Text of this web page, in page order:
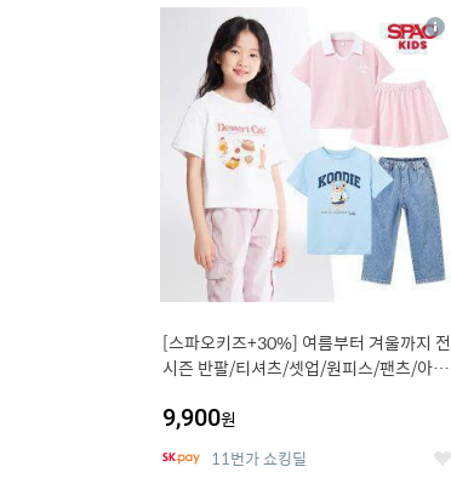
13
[스파오키즈+30%] 여름부터 겨울까지 전
시즌 반팔/티셔츠/셋업/원피스/팬츠/아우
9,900원
11번가 쇼킹딜 좋
상